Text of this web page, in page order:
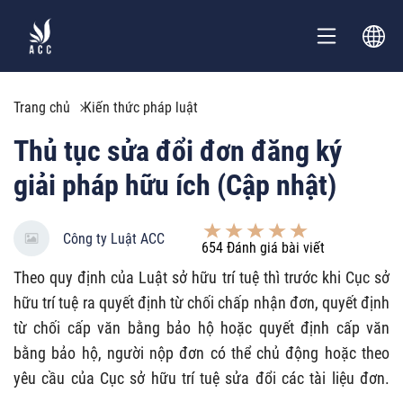
Trang chủ Kiến thức pháp luật
Thủ tục sửa đổi đơn đăng ký
giải pháp hữu ích (Cập nhật)
Công ty Luật ACC
654 Đánh giá bài viết
Theo quy định của Luật sở hữu trí tuệ thì trước khi Cục sở
hữu trí tuệ ra quyết định từ chối chấp nhận đơn, quyết định
từ chối cấp văn bằng bảo hộ hoặc quyết định cấp văn
bằng bảo hộ, người nộp đơn có thể chủ động hoặc theo
yêu cầu của Cục sở hữu trí tuệ sửa đổi các tài liệu đơn.